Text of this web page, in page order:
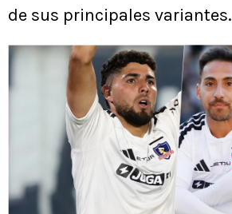
de sus principales variantes.